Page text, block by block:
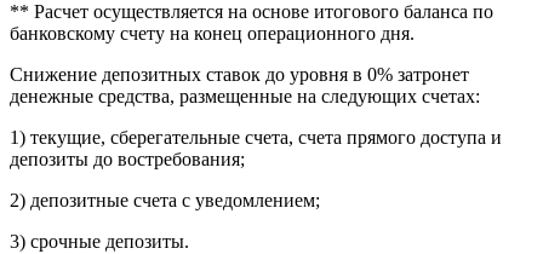
** Расчет осуществляется на основе итогового баланса по
банковскому счету на конец операционного дня.
Снижение депозитных ставок до уровня в 0% затронет
денежные средства, размещенные на следующих счетах:
1) текущие, сберегательные счета, счета прямого доступа и
депозиты до востребования;
2) депозитные счета с уведомлением;
3) срочные депозиты.